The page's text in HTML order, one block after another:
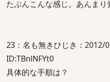
たぶんこんな感じ。あんま
23：名も無きひじき：2012/
ID:TBnlNFYt0
具体的な手順は？